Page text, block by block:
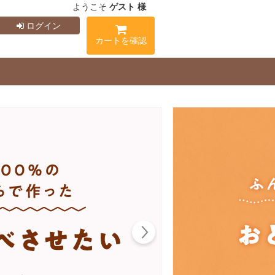
ようこそ ゲスト 様
ログイン
カートを確認